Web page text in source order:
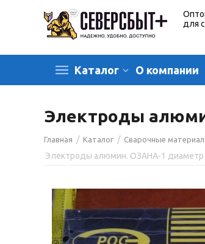
для
Каталог О компании
Электроды
Главная / Каталог / Сварочные